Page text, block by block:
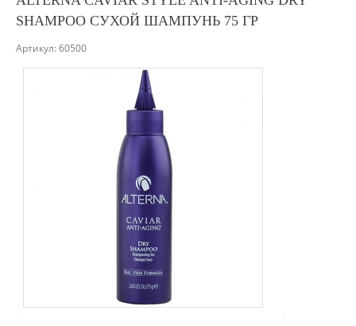
SHAMPOO СУХОЙ ШАМПУНЬ 75 ГР
Артикул:60500